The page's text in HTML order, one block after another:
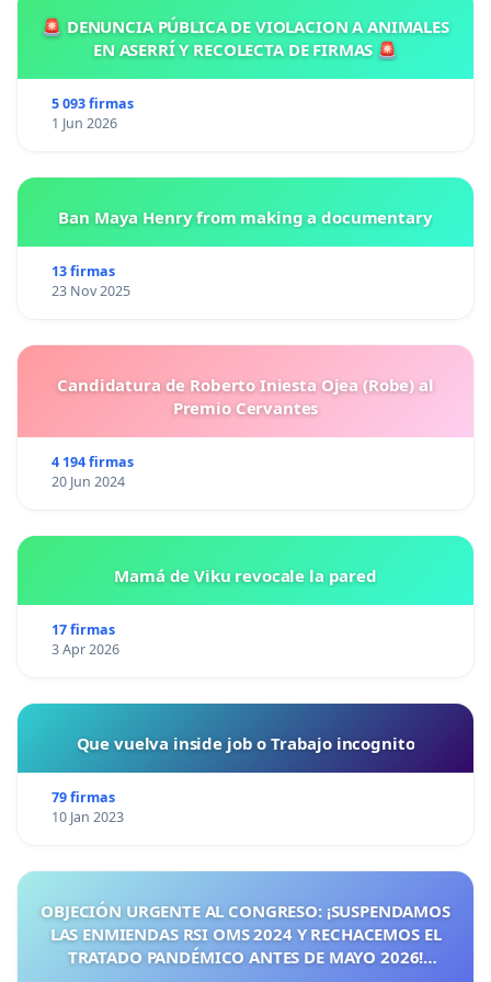
🚨 DENUNCIA PÚBLICA DE VIOLACION A ANIMALES
EN ASERRÍ Y RECOLECTA DE FIRMAS 🚨
5 093 firmas
1 Jun 2026
Ban Maya Henry from making a documentary
13 firmas
23 Nov 2025
Candidatura de Roberto Iniesta Ojea (Robe) al
Premio Cervantes
4 194 firmas
20 Jun 2024
Mamá de Viku revocale la pared
17 firmas
3 Apr 2026
Que vuelva inside job o Trabajo incognito
79 firmas
10 Jan 2023
OBJECIÓN URGENTE AL CONGRESO: ¡SUSPENDAMOS
LAS ENMIENDAS RSI OMS 2024 Y RECHACEMOS EL
TRATADO PANDÉMICO ANTES DE MAYO 2026!